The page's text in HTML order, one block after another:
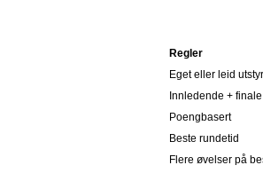
Regler
Eget eller leid utstyr
Innledende + finale
Poengbasert
Beste rundetid
Flere øvelser på